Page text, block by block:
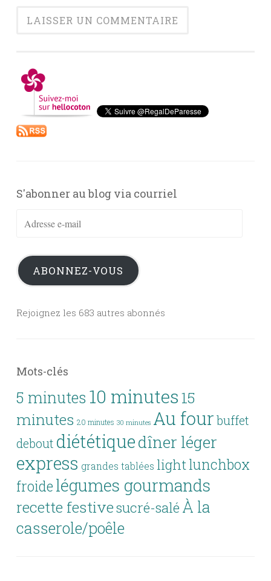
S'abonner au blog via courriel
Adresse
mail
ABONNEZ-VOUS
Rejoignez les 683 autres abonnés
Mots-clés
5 minutes 10 minutes15
minutes 20 minutes 30 minutes Au fourbuffet
debout diététiquedîner léger
express grandes tablées lightlunchbox
froide légumes gourmands
recette festivesucré-salé À la
casserole/poêle